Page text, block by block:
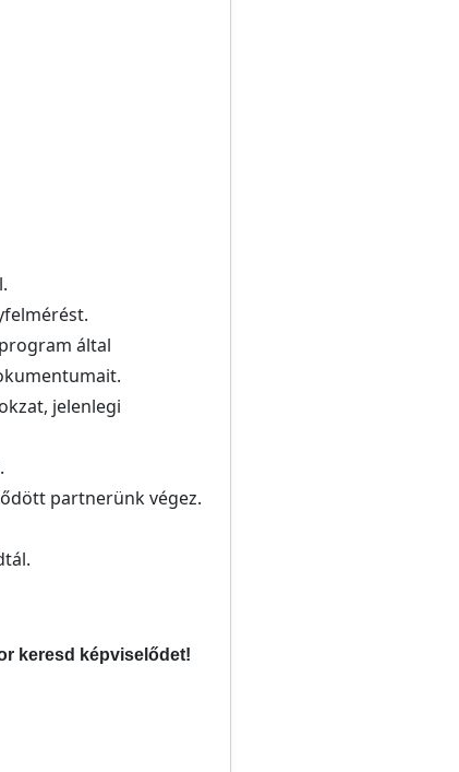
által
jelenlegi
partnerünk végez.
keresd képviselődet!